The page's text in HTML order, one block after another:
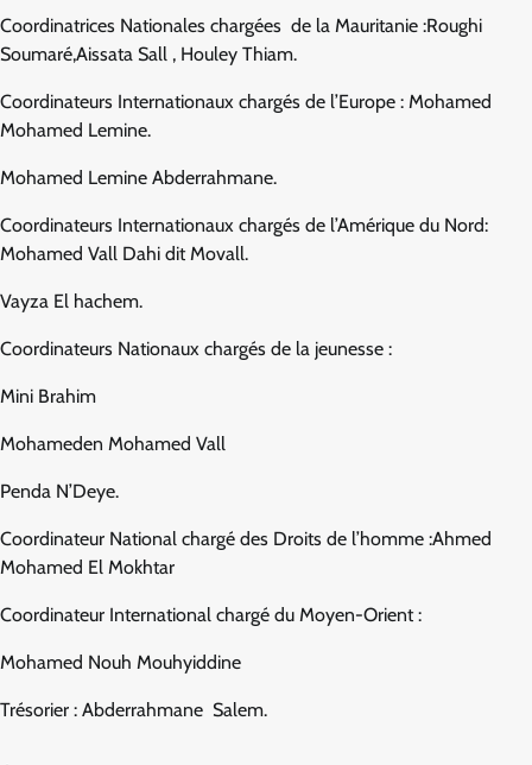
Coordinatrices Nationales chargées de la Mauritanie :Roughi
Soumaré,Aissata Sall , Houley Thiam.
Coordinateurs Internationaux chargés de l’Europe : Mohamed
Mohamed Lemine.
Mohamed Lemine Abderrahmane.
Coordinateurs Internationaux chargés de l’Amérique du Nord:
Mohamed Vall Dahi dit Movall.
Vayza El hachem.
Coordinateurs Nationaux chargés de la jeunesse :
Mini Brahim
Mohameden Mohamed Vall
Penda N’Deye.
Coordinateur National chargé des Droits de l’homme :Ahmed
Mohamed El Mokhtar
Coordinateur International chargé du Moyen-Orient :
Mohamed Nouh Mouhyiddine
Trésorier : Abderrahmane Salem.